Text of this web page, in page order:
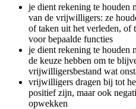
je dient rekening te houden
van de vrijwilligers: ze
of taken uit het verleden, of
voor bepaalde functies
je dient rekening te houden
de keuze hebben om te
vrijwilligersbestand wat
vrijwilligers dragen bij tot
positief zijn, maar ook
opwekken